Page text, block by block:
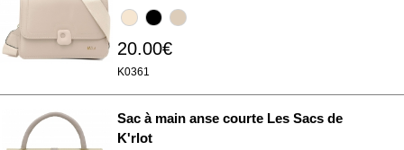
20.00€
K0361
Sac à main anse courte Les Sacs de
K'rlot